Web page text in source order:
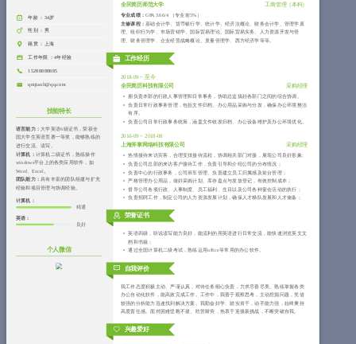
年龄 ： 34岁
性别 ： 男
籍贯 ： 上海
工作年限 ： 4年经验
15288888885
qmjianli@qq.com
技能特长
语言能力：大学英语6级证书，荣获全
国大学生英语竞赛一等奖，能够熟练的
进行交流、读写。
计算机： 计算机二级证书，熟练操作
windows平台上的各类应用软件，如
Word、Excel。
团队能力： 具有丰富的团队组建与扩充
经验和项目管理与协调经验。
计算机：
精通
英语：
良好
个人微信
全民简历师范大学
工商管理（本科）
专业成绩：GPA 3.66/4 （专业前5%）
主修课程：基础会计学、货币银行学、统计学、经济法概论、财务会计学、管理学原
理、组织行为学、市场营销学、国际贸易理论、国际贸易实务、人力资源开发与管
理、财务管理学、企业经营战略概论、质量管理学、西方经济学等等。
工作经历
2018-09~ 至今
全民简历科技有限公司
采购经理
拥负责本部的行政人事管理和日常事务，协助总监搞好各部门之间的综合协调。
负责日常行政事务管理，包括文件归档、办公用品采购与分发，确保办公环境整洁
有序。
负责公司日常行政事务统筹，涵盖文件收发归档、办公设备维护及办公环境优化。
2016-09~ 2018-08
上海斧掌网络科技有限公司
采购经理
热情接待来访宾客，合理安排接待流程，协调相关部门对接，展现公司良好形象;
负责公司总部的来访客户接待工作，负责引导和介绍公司的分布情况；
负责中心的行政事务，公司班车管理、负责建立员工归属感及前台管理；
严格管理办公用品，做好采购计划、库存盘点与发放登记，有效控制成本；
督导公司各项行政、人事制度、员工福利、生日以及公司各种宴会活动的执行；
负责招聘工作，制定公司的人力资源发展计划，确保人才梯队发展和人才储备；
荣誉证书
英语四级，听说读写能力良好，能流利的用英语进行日常交流，能快速浏览英文文
档和书籍；
通过全国计算机二级考试，熟练运用office等常用的办公软件。
自我评价
我工作态度积极主动、严谨认真，对待任务细心负责，力求尽善尽美。熟练掌握各类
办公自动化软件，能高效完成工作。工作中，我善于观察思考，主动挖掘问题，凭借
较强的分析能力迅速找到解决方案。我勤奋好学、踏实肯干，动手能力强，始终秉持
高度责任感。面对困难坚毅不拔、吃苦耐劳，热衷于迎接新挑战，不断突破自我。
兴趣爱好